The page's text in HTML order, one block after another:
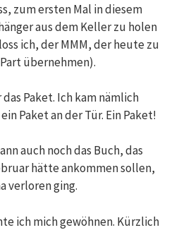
zum ersten Mal in diesem
aus dem Keller zu holen
ich, der MMM, der heute zu
übernehmen).
Paket. Ich kam nämlich
Paket an der Tür. Ein Paket!
auch noch das Buch, das
hätte ankommen sollen,
verloren ging.
ich mich gewöhnen. Kürzlich